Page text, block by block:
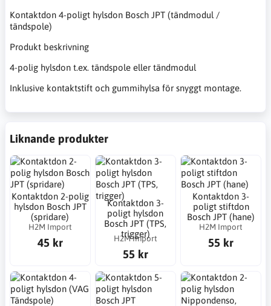
Kontaktdon 4-poligt hylsdon Bosch JPT (tändmodul /
tändspole)
Produkt beskrivning
4-polig hylsdon t.ex. tändspole eller tändmodul
Inklusive kontaktstift och gummihylsa för snyggt montage.
Liknande produkter
Kontaktdon 2-polig
hylsdon Bosch JPT
(spridare)
H2M Import
45 kr
Kontaktdon 3-
poligt hylsdon
Bosch JPT (TPS,
trigger)
H2M Import
55 kr
Kontaktdon 3-
poligt stiftdon
Bosch JPT (hane)
H2M Import
55 kr